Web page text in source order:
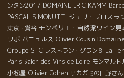
ンタン2017 DOMAINE ERIC KAMM
PASCAL SIMONUTTI ジュリ・ブロスラ
東京・鴬谷 モンペリエ・自然派ワイン見
リボ バニュルス Olivier Cousin
Groupe STC レストラン・グラン８ La
Paris Salon des Vins de Loire モンマルト
小松屋 Olivier Cohen サカガミの日野さん